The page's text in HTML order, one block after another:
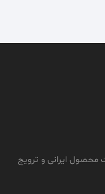
محصول ایرانی و ترویج